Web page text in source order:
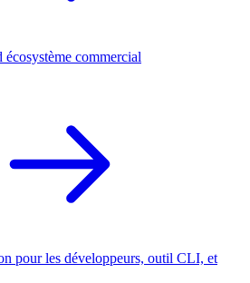
écosystème commercial
pour les développeurs, outil CLI, et